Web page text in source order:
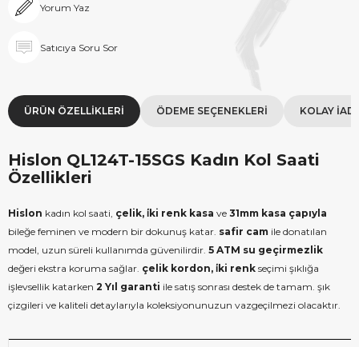
Yorum Yaz
Satıcıya Soru Sor
ÜRÜN ÖZELLIKLERI ÖDEME SEÇENEKLERI KOLAY
Hislon QL124T-15SGS Kadın Kol Saati
Özellikleri
Hislon kadın kol saati, çelik, i̇ki renk kasa ve 31mm kasa çapıyla
bileğe feminen ve modern bir dokunuş katar. safir cam ile donatılan
model, uzun süreli kullanımda güvenilirdir. 5 ATM su geçirmezlik
değeri ekstra koruma sağlar. çelik kordon, i̇ki renk seçimi şıklığa
işlevsellik katarken 2 Yıl garanti ile satış sonrası destek de tamam. şık
çizgileri ve kaliteli detaylarıyla koleksiyonunuzun vazgeçilmezi olacaktır.